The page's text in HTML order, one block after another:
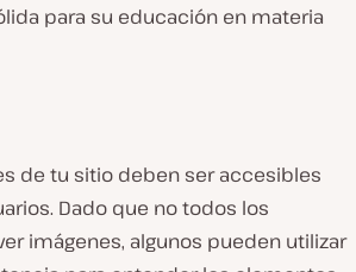
para su educación en materia
de tu sitio deben ser accesibles
Dado que no todos los
imágenes, algunos pueden utilizar